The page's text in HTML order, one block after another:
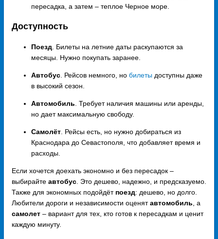
пересадка, а затем – теплое Черное море.
Доступность
Поезд . Билеты на летние даты раскупаются за
месяцы. Нужно покупать заранее.
Автобус . Рейсов немного, но билеты доступны даже
в высокий сезон.
Автомобиль . Требует наличия машины или аренды,
но дает максимальную свободу.
Самолёт . Рейсы есть, но нужно добираться из
Краснодара до Севастополя, что добавляет время и
расходы.
Если хочется доехать экономно и без пересадок –
выбирайте автобус . Это дешево, надежно, и предсказуемо.
Также для экономных подойдёт поезд: дешево, но долго.
Любители дороги и независимости оценятавтомобиль , а
самолет – вариант для тех, кто готов к пересадкам и ценит
каждую минуту.